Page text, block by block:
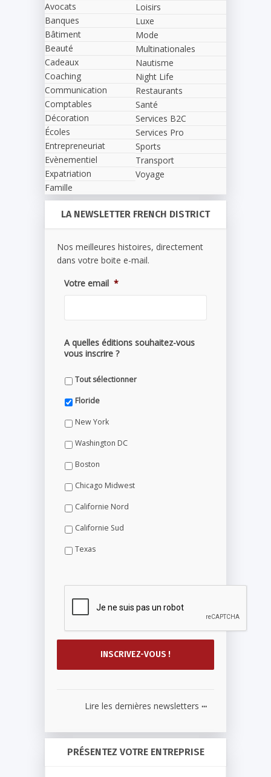
Avocats
Banques
Bâtiment
Beauté
Cadeaux
Coaching
Communication
Comptables
Décoration
Écoles
Entrepreneuriat
Evènementiel
Expatriation
Famille
Loisirs
Luxe
Mode
Multinationales
Nautisme
Night Life
Restaurants
Santé
Services B2C
Services Pro
Sports
Transport
Voyage
LA NEWSLETTER FRENCH DISTRICT
Nos meilleures histoires, directement
dans votre boite e-mail.
Votre email *
A quelles éditions souhaitez-vous
vous inscrire ?
Tout sélectionner
Floride
New York
Washington DC
Boston
Chicago Midwest
Californie Nord
Californie Sud
Texas
Lire les dernières newsletters ...
PRÉSENTEZ VOTRE ENTREPRISE